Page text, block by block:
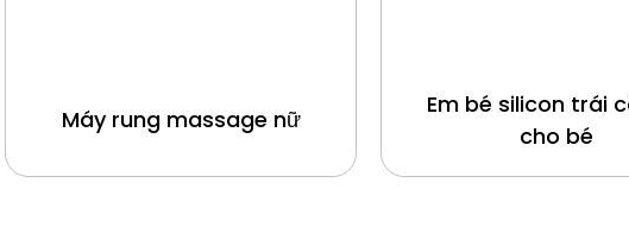
Máy rung massage nữ
Em bé silicon trái
cho bé